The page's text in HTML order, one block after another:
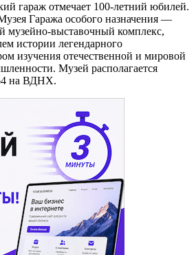
гараж отмечает 100-летний юбилей.
Гаража особого назначения —
музейно-выставочный комплекс,
истории легендарного
изучения отечественной и мировой
Музей располагается
на ВДНХ.